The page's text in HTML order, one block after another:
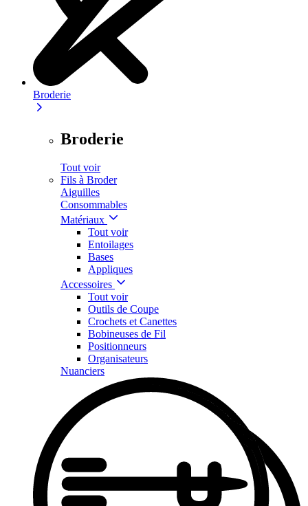
Broderie
Broderie
Tout voir
Fils à Broder
Aiguilles
Consommables
Matériaux
Tout voir
Entoilages
Bases
Appliques
Accessoires
Tout voir
Outils de Coupe
Crochets et Canettes
Bobineuses de Fil
Positionneurs
Organisateurs
Nuanciers